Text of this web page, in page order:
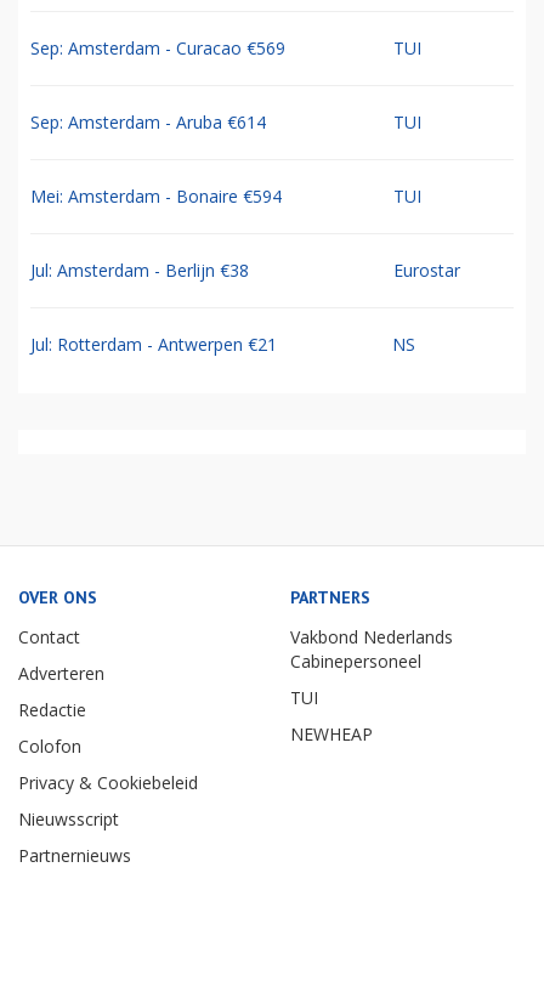
Sep: Amsterdam - Curacao €569 TUI
Sep: Amsterdam - Aruba €614 TUI
Mei: Amsterdam - Bonaire €594 TUI
Jul: Amsterdam - Berlijn €38 Eurostar
Jul: Rotterdam - Antwerpen €21 NS
OVER ONS
Contact
Adverteren
Redactie
Colofon
Privacy & Cookiebeleid
Nieuwsscript
Partnernieuws
PARTNERS
Vakbond Nederlands
Cabinepersoneel
TUI
NEWHEAP